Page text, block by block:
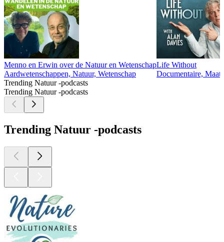
Menno en Erwin over de Natuur en Wetenschap
Aardwetenschappen, Natuur, Wetenschap
Life Without
Documentaire,
Trending Natuur -podcasts
Trending Natuur -podcasts
Trending Natuur -podcasts